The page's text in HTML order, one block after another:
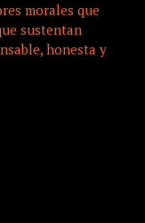
morales que
sustentan
honesta y